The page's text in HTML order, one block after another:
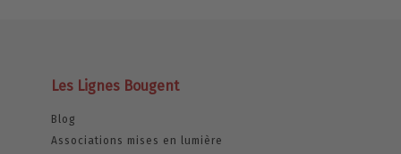
Les Lignes Bougent
Blog
Associations mises en lumière